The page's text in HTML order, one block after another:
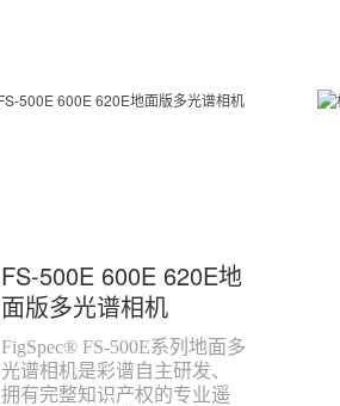
FS-500E 600E 620E地
面版多光谱相机
FigSpec® FS-500E系列地面多
光谱相机是彩谱自主研发、
拥有完整知识产权的专业遥